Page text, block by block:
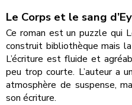
Le Corps et le sang
Ce roman est un puzzle qui
construit bibliothèque mais
L’écriture est fluide et
peu trop courte. L’auteur a
atmosphère de suspense,
son écriture.